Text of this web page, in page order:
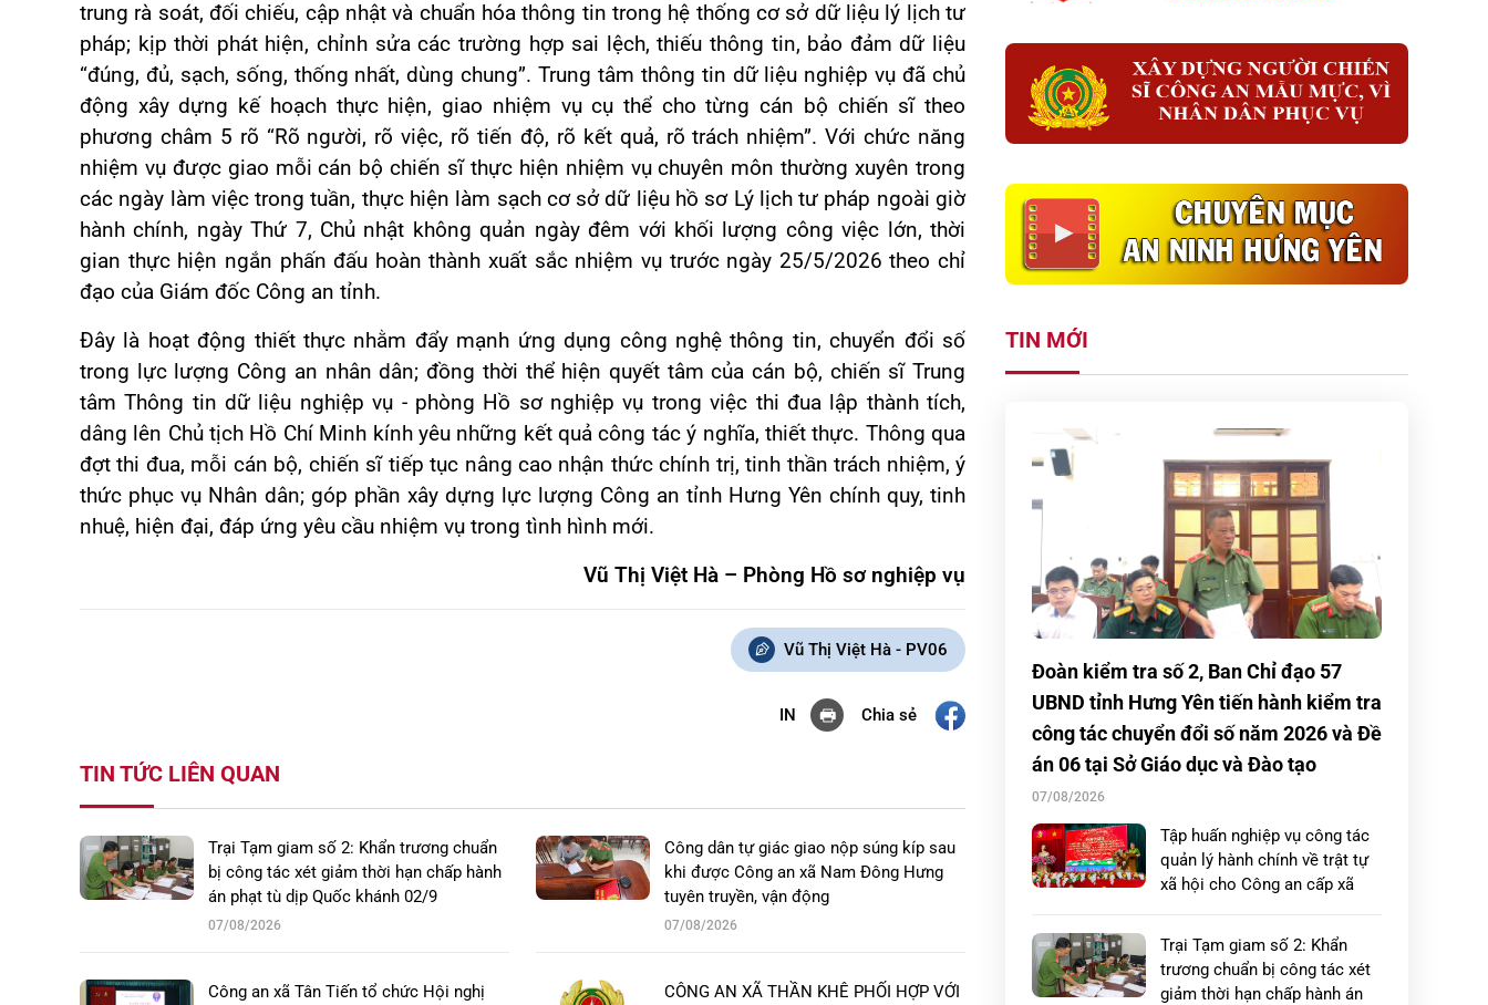
trung rà soát, đối chiếu, cập nhật và chuẩn hóa thông tin trong hệ thống cơ sở dữ liệu lý lịch tư
pháp; kịp thời phát hiện, chỉnh sửa các trường hợp sai lệch, thiếu thông tin, bảo đảm dữ liệu
“đúng, đủ, sạch, sống, thống nhất, dùng chung”. Trung tâm thông tin dữ liệu nghiệp vụ đã chủ
động xây dựng kế hoạch thực hiện, giao nhiệm vụ cụ thể cho từng cán bộ chiến sĩ theo
phương châm 5 rõ “Rõ người, rõ việc, rõ tiến độ, rõ kết quả, rõ trách nhiệm”. Với chức năng
nhiệm vụ được giao mỗi cán bộ chiến sĩ thực hiện nhiệm vụ chuyên môn thường xuyên trong
các ngày làm việc trong tuần, thực hiện làm sạch cơ sở dữ liệu hồ sơ Lý lịch tư pháp ngoài giờ
hành chính, ngày Thứ 7, Chủ nhật không quản ngày đêm với khối lượng công việc lớn, thời
gian thực hiện ngắn phấn đấu hoàn thành xuất sắc nhiệm vụ trước ngày 25/5/2026 theo chỉ
đạo của Giám đốc Công an tỉnh.
Đây là hoạt động thiết thực nhằm đẩy mạnh ứng dụng công nghệ thông tin, chuyển đổi số
trong lực lượng Công an nhân dân; đồng thời thể hiện quyết tâm của cán bộ, chiến sĩ Trung
tâm Thông tin dữ liệu nghiệp vụ - phòng Hồ sơ nghiệp vụ trong việc thi đua lập thành tích,
dâng lên Chủ tịch Hồ Chí Minh kính yêu những kết quả công tác ý nghĩa, thiết thực. Thông qua
đợt thi đua, mỗi cán bộ, chiến sĩ tiếp tục nâng cao nhận thức chính trị, tinh thần trách nhiệm, ý
thức phục vụ Nhân dân; góp phần xây dựng lực lượng Công an tỉnh Hưng Yên chính quy, tinh
nhuệ, hiện đại, đáp ứng yêu cầu nhiệm vụ trong tình hình mới.
Vũ Thị Việt Hà – Phòng Hồ sơ nghiệp vụ
Vũ Thị Việt Hà - PV06
IN Chia sẻ
TIN TỨC LIÊN QUAN
Trại Tạm giam số 2: Khẩn trương chuẩn
bị công tác xét giảm thời hạn chấp hành
án phạt tù dịp Quốc khánh 02/9
07/08/2026
Công dân tự giác giao nộp súng kíp sau
khi được Công an xã Nam Đông Hưng
tuyên truyền, vận động
07/08/2026
Công an xã Tân Tiến tổ chức Hội nghị
CÔNG AN XÃ THẦN KHÊ PHỐI HỢP VỚI
TIN MỚI
Đoàn kiểm tra số 2, Ban Chỉ đạo 57
UBND tỉnh Hưng Yên tiến hành kiểm tra
công tác chuyển đổi số năm 2026 và Đề
án 06 tại Sở Giáo dục và Đào tạo
07/08/2026
Tập huấn nghiệp vụ công tác
quản lý hành chính về trật tự
xã hội cho Công an cấp xã
Trại Tạm giam số 2: Khẩn
trương chuẩn bị công tác xét
giảm thời hạn chấp hành án